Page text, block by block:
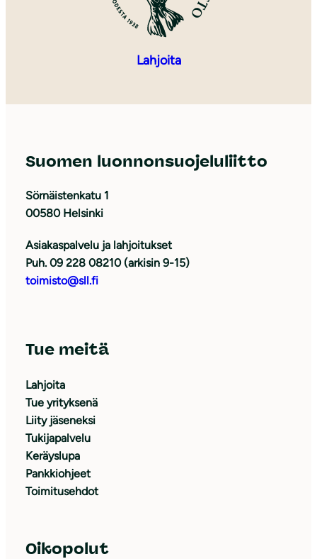
Lahjoita
Suomen luonnonsuojeluliitto
Sörnäistenkatu 1
00580 Helsinki
Asiakaspalvelu ja lahjoitukset
Puh. 09 228 08210 (arkisin 9-15)
toimisto@sll.fi
Tue meitä
Lahjoita
Tue yrityksenä
Liity jäseneksi
Tukijapalvelu
Keräyslupa
Pankkiohjeet
Toimitusehdot
Oikopolut